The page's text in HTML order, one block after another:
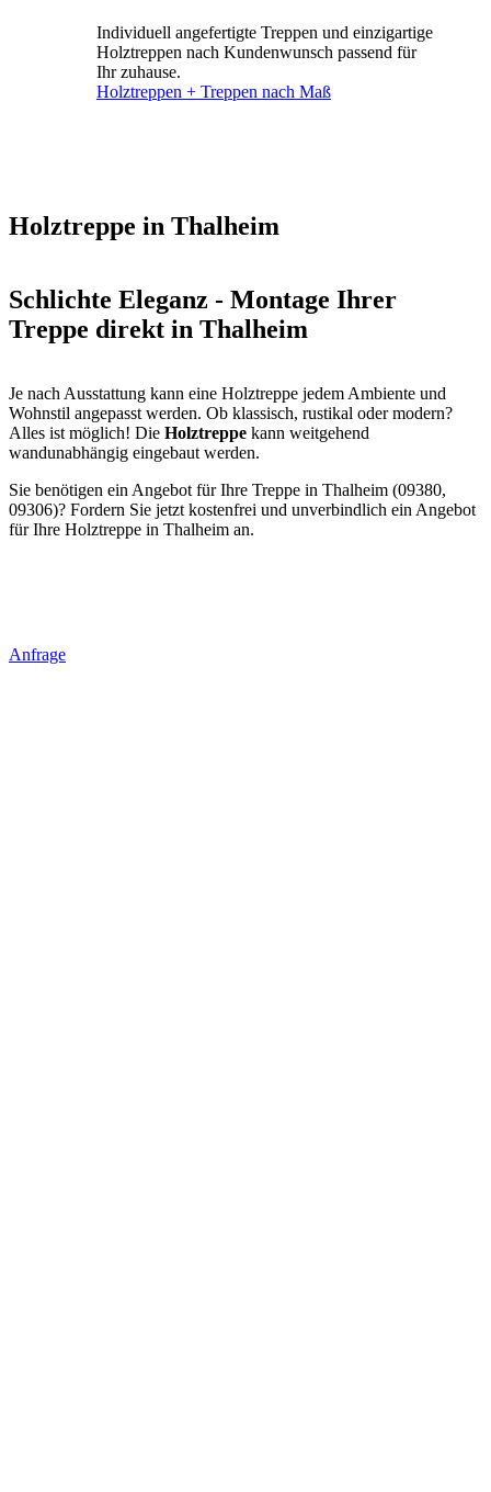
Individuell angefertigte Treppen und einzigartige
Holztreppen nach Kundenwunsch passend für
Ihr zuhause.
Holztreppen + Treppen nach Maß
Holztreppe in Thalheim
Schlichte Eleganz - Montage Ihrer
Treppe direkt in Thalheim
Je nach Ausstattung kann eine Holztreppe jedem Ambiente und
Wohnstil angepasst werden. Ob klassisch, rustikal oder modern?
Alles ist möglich! Die Holztreppe kann weitgehend
wandunabhängig eingebaut werden.
Sie benötigen ein Angebot für Ihre Treppe in Thalheim (09380,
09306)? Fordern Sie jetzt kostenfrei und unverbindlich ein Angebot
für Ihre Holztreppe in Thalheim an.
Anfrage